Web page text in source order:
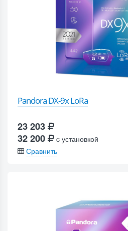
Pandora DX-9x LoRa
23 203
32 200
c установкой
Сравнить